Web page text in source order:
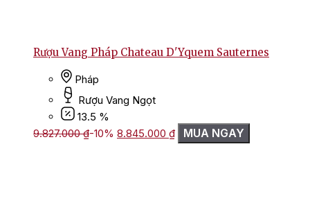
Rượu Vang Pháp Chateau D'Yquem Sauternes
Pháp
Rượu Vang Ngọt
13.5 %
9.827.000₫-10% Giá
gốc
8.845.000 ₫Giá
hiện
MUA NGAY